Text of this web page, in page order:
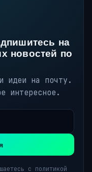
на
новостей по
идеи на почту.
интересное.
с политикой